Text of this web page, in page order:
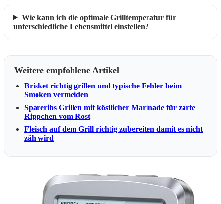
Wie kann ich die optimale Grilltemperatur für
unterschiedliche Lebensmittel einstellen?
Weitere empfohlene Artikel
Brisket richtig grillen und typische Fehler beim
Smoken vermeiden
Spareribs Grillen mit köstlicher Marinade für zarte
Rippchen vom Rost
Fleisch auf dem Grill richtig zubereiten damit es nicht
zäh wird